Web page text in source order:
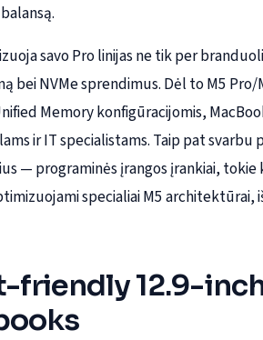
savo Pro linijas ne tik per
bei NVMe sprendimus. Dėl to M5
Memory konfigūracijomis,
ir IT specialistams. Taip pat
— programinės įrangos įrankiai,
specialiai M5 architektūrai,
friendly 12.9-